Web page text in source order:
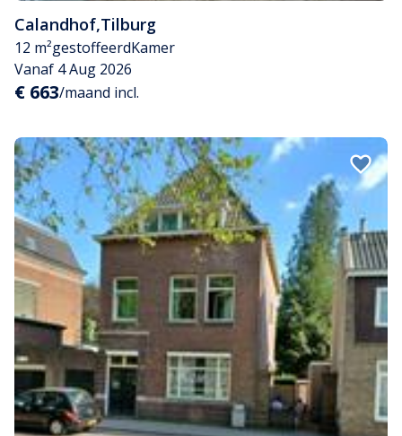
Calandhof,Tilburg
12 m²gestoffeerdKamer
Vanaf 4 Aug 2026
€ 663/maand incl.